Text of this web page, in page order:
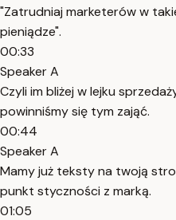
"Zatrudniaj marketerów w
pieniądze".
00:33
Speaker A
Czyli im bliżej w lejku
powinniśmy się tym zająć.
00:44
Speaker A
Mamy już teksty na twoją
punkt styczności z marką.
01:05